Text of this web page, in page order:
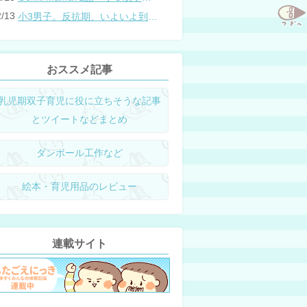
13
おススメ記事
児期双子育児に役に立ちそうな記事
とツイートなどまとめ
ダンボール工作など
絵本・育児用品のレビュー
連載サイト